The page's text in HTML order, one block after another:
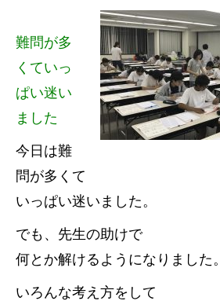
難問が多
くていっ
ぱい迷い
ました
今日は難
問が多くて
いっぱい迷いました。
でも、先生の助けで
何とか解けるようになりました。
いろんな考え方をして